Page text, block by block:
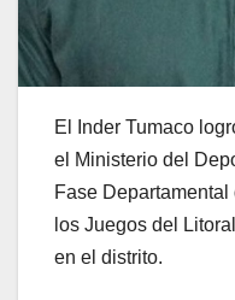
El Inder Tumaco
el Ministerio del
Fase
los Juegos del
en el distrito.